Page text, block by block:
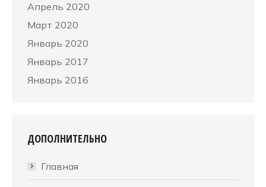
Апрель 2020
Март 2020
Январь 2020
Январь 2017
Январь 2016
ДОПОЛНИТЕЛЬНО
Главная